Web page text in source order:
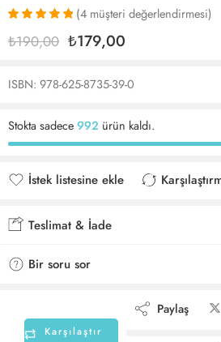
puanına
5.00puan
(4müşteri değerlendirmesi)
₺190,00 ₺179,00
ISBN: 978-625-8735-39-0
Stokta sadece992 ürün kaldı.
İstek listesine ekle
Teslimat & İade
Bir soru sor
Karşılaştır
Paylaş